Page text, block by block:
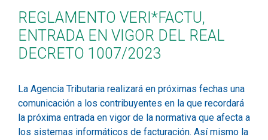
REGLAMENTO VERI*FACTU,
ENTRADA EN VIGOR DEL REAL
DECRETO 1007/2023
La Agencia Tributaria realizará en próximas fechas una
comunicación a los contribuyentes en la que recordará
la próxima entrada en vigor de la normativa que afecta a
los sistemas informáticos de facturación. Así mismo la